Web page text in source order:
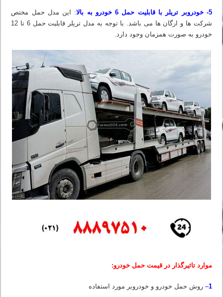
5- خودروبر تریلر با قابلیت حمل 6 خودرو به بالا : این مدل حمل مختص
شرکت ها و ارگان ها می باشد. با توجه به مدل تریلر قابلیت حمل 6 تا 12
خودرو به صورت همزمان وجود دارد.
موارد تاثیرگذار در قیمت حمل خودرو:
1
– روش حمل خودرو و خودروبر مورد استفاده